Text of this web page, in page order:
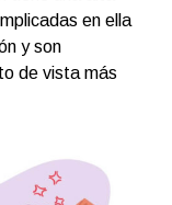
en ella
y son
de vista más